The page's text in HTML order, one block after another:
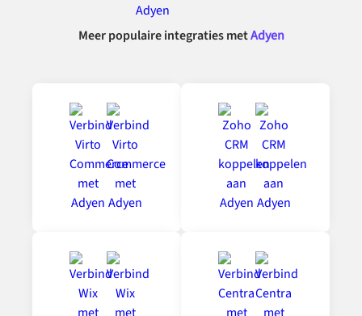
Meer populaire integraties metAdyen